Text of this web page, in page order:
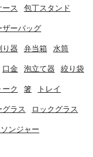
ース 包丁スタンド
ザーバッグ
り器 弁当箱 水筒
口金 泡立て器 絞り袋
ーク 箸 トレイ
グラス ロックグラス
ンジャー